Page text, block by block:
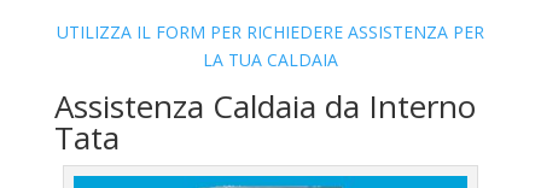
UTILIZZA IL FORM PER RICHIEDERE ASSISTENZA PER
LA TUA CALDAIA
Assistenza Caldaia da Interno
Tata